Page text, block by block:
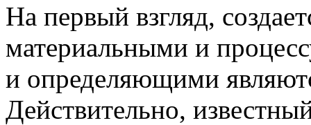
На первый взгляд,
материальными и
и определяющими
Действительно,